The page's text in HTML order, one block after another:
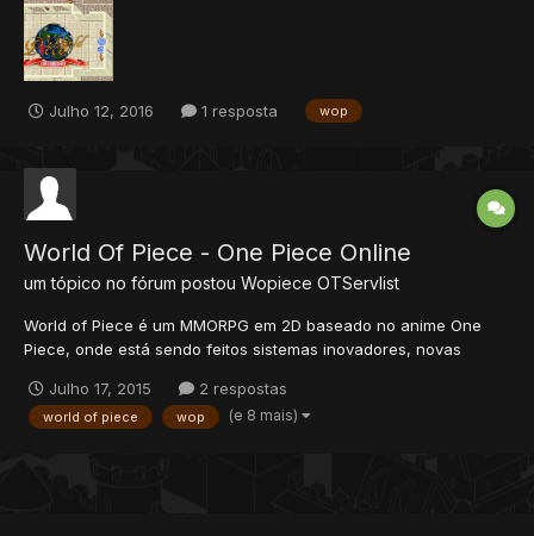
SERVIDOR E UM DERIVADO NO AMINE ONE PIECE, VARIAS
VOCAÇOES.*SISTEMA DE PROFISSÃO**SISTEMA DE
PESCA**SISTEMA DE CORTA ARVORES* *C...
Julho 12, 2016 1 resposta wop
World Of Piece - One Piece Online
um tópico no fórum postou Wopiece OTServlist
World of Piece é um MMORPG em 2D baseado no anime One
Piece, onde está sendo feitos sistemas inovadores, novas
equipe fechada e muito experiente. Ao criar sua conta, você
poderá optar por até 7 (Sete) vocações diferentes (Pe...
Julho 17, 2015 2 respostas
world of piece wop (e 8 mais)